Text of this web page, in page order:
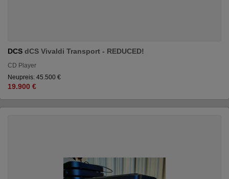
DCS dCS Vivaldi Transport - REDUCED!
CD Player
Neupreis: 45.500 €
19.900 €